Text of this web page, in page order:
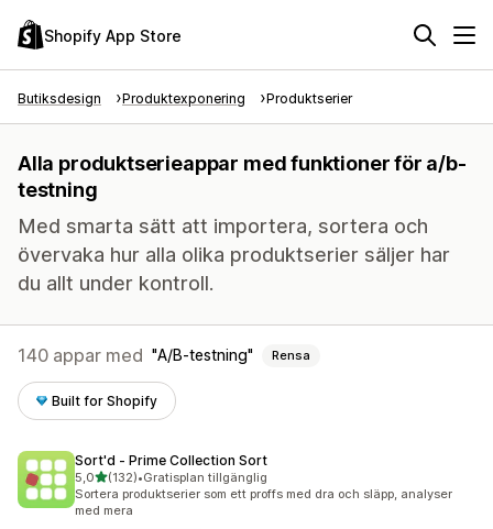
Shopify App Store
Butiksdesign Produktexponering Produktserier
Alla produktserieappar med funktioner för a/b-
testning
Med smarta sätt att importera, sortera och
övervaka hur alla olika produktserier säljer har
du allt under kontroll.
140 appar med A/B-testning Rensa
Built for Shopify
Sort'd ‑ Prime Collection Sort
5,0av 5 stjärnor
(132)
132 recensioner totalt
•Gratisplan tillgänglig
Sortera produktserier som ett proffs med dra och släpp, analyser
med mera